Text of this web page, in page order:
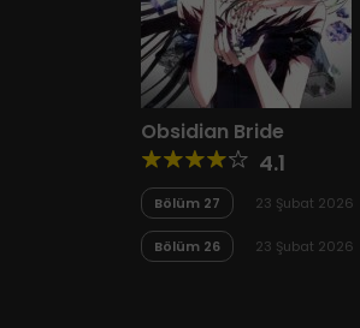
Obsidian Bride
4.1
Bölüm 27 23 Şubat 2026
Bölüm 26 23 Şubat 2026